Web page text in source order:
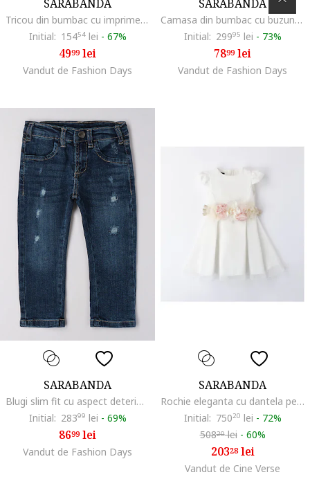
SARABANDA
Tricou din bumbac cu imprimeu, Albastru deschis
Initial: 15454lei - 67%
4999lei
Vandut de Fashion Days
SARABANDA
Camasa din bumbac cu buzunar pe piept, Bleumarin
Initial: 29995 lei - 73%
7899lei
Vandut de Fashion Days
SARABANDA
Blugi slim fit cu aspect deteriorat, Bleumarin
Initial: 28399 lei - 69%
8699lei
Vandut de Fashion Days
SARABANDA
Rochie eleganta cu dantela pentru fete, 0.6248, Alb/Roz
Initial: 75020 lei - 72%
50820lei - 60%
20328lei
Vandut de Cine Verse